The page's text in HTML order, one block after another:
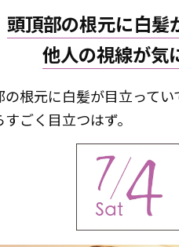
頭頂部の根元に白髪
他人の視線が気
根元に白髪が目立って
ごく目立つはず。